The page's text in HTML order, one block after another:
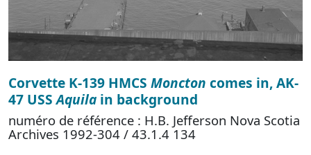
Corvette K-139 HMCS Moncton comes in, AK-
47 USSAquila in background
numéro de référence : H.B. Jefferson Nova Scotia
Archives 1992-304 / 43.1.4 134